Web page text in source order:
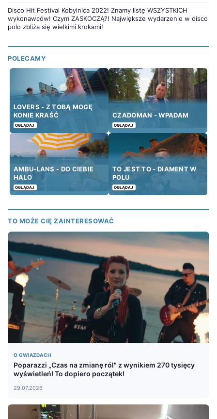
Disco Hit Festival Kobylnica 2022! Znamy listę WSZYSTKICH
wykonawców! Czym ZASKOCZĄ?! Największe wydarzenie w disco
polo zbliża się wielkimi krokami!
POLECAMY
LOVERS - Z TOBĄ MOGĘ
KONIE KRAŚĆ
OGLĄDAJ
CZADOMAN - WPADAM
OGLĄDAJ
AMBU-LANS - DO CIEBIE
HALO
OGLĄDAJ
TO JEST TO - DIAMENT W
POLU
OGLĄDAJ
TO MOŻE CIĘ ZAINTERESOWAĆ
O GWIAZDACH
Poparazzi „Czas na zmianę ról" z wynikiem 270 tysięcy
wyświetleń! To dopiero początek!
29.07.2026